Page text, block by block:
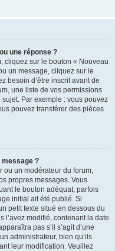
une réponse ?
cliquez sur le bouton « Nouveau
un message, cliquez sur le
besoin d’être inscrit avant de
une liste de vos permissions
Par exemple : vous pouvez
pouvez transférer des pièces
?
ou un modérateur du forum,
propres messages. Vous
le bouton adéquat, parfois
initial ait été publié. Si
petit texte situé en dessous du
l’avez modifié, contenant la date
pas s’il s’agit d’une
administrateur, bien qu’ils
leur modification. Veuillez